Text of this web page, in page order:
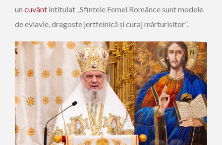
un cuvânt intitulat „Sfintele Femei Românce sunt modele
de evlavie, dragoste jertfelnică și curaj mărturisitor”.